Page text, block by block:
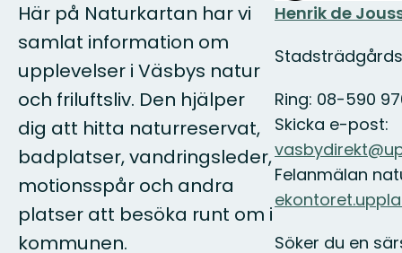
Här på Naturkartan har vi
samlat information om
upplevelser i Väsbys natur
och friluftsliv. Den hjälper
dig att hitta naturreservat,
badplatser, vandringsleder,
motionsspår och andra
platser att besöka runt om i
kommunen.
Henrik de
Ring: 08-590
Skicka e-post:
Felanmälan
Söker du en